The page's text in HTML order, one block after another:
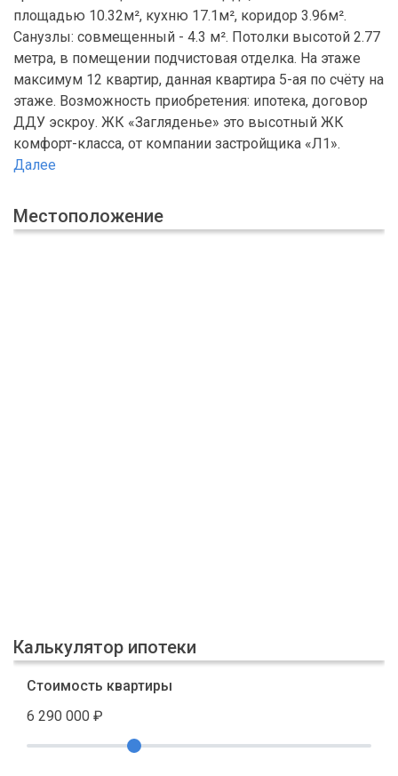
площадью 10.32м², кухню 17.1м², коридор 3.96м².
Санузлы: совмещенный - 4.3 м². Потолки высотой 2.77
метра, в помещении подчистовая отделка. На этаже
максимум 12 квартир, данная квартира 5-ая по счёту на
этаже. Возможность приобретения: ипотека, договор
ДДУ эскроу. ЖК «Загляденье» это высотный ЖК
комфорт-класса, от компании застройщика «Л1».
Далее
Местоположение
Калькулятор ипотеки
Стоимость квартиры
6 290 000 ₽